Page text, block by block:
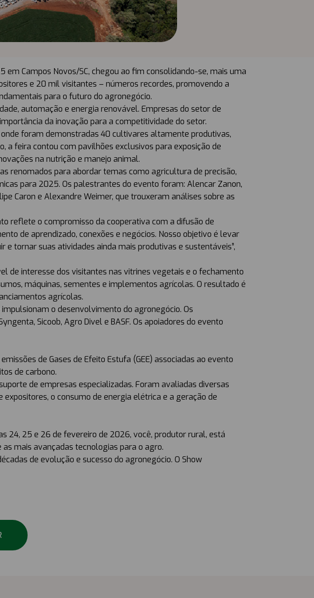
em Campos Novos/SC, chegou ao fim consolidando-se, mais uma
e 20 mil visitantes – números recordes, promovendo a
para o futuro do agronegócio.
automação e energia renovável. Empresas do setor de
da inovação para a competitividade do setor.
onde foram demonstradas 40 cultivares altamente produtivas,
a feira contou com pavilhões exclusivos para exposição de
na nutrição e manejo animal.
renomados para abordar temas como agricultura de precisão,
para 2025. Os palestrantes do evento foram: Alencar Zanon,
Caron e Alexandre Weimer, que trouxeram análises sobre as
reflete o compromisso da cooperativa com a difusão de
de aprendizado, conexões e negócios. Nosso objetivo é levar
tornar suas atividades ainda mais produtivas e sustentáveis”,
de interesse dos visitantes nas vitrines vegetais e o fechamento
máquinas, sementes e implementos agrícolas. O resultado é
agrícolas.
o desenvolvimento do agronegócio. Os
Sicoob, Agro Divel e BASF. Os apoiadores do evento
de Gases de Efeito Estufa (GEE) associadas ao evento
de carbono.
de empresas especializadas. Foram avaliadas diversas
o consumo de energia elétrica e a geração de
24, 25 e 26 de fevereiro de 2026, você, produtor rural, est
mais avançadas tecnologias para o agro.
de evolução e sucesso do agronegócio. O Show